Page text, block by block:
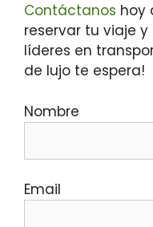
Contáctanos hoy
reservar tu viaje
líderes en
de lujo te espera!
Nombre
Email